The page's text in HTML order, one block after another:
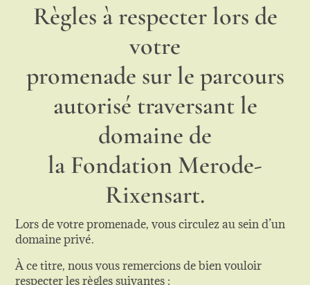
Règles à respecter lors de
votre
promenade sur le parcours
autorisé traversant le
domaine de
la Fondation Merode-
Rixensart.
Lors de votre promenade, vous circulez au sein d’un
domaine privé.
À ce titre, nous vous remercions de bien vouloir
respecter les règles suivantes :